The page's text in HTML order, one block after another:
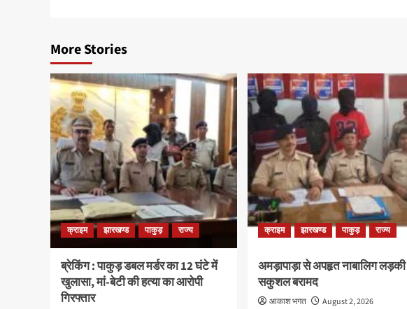
More Stories
क्राइम झारखण्ड पाकुड़ राज्य
ब्रेकिंग : पाकुड़ डबल मर्डर का 12 घंटे में
खुलासा, मां-बेटी की हत्या का आरोपी
गिरफ्तार
क्राइम झारखण्ड पाकुड़ राज्य
अमड़ापाड़ा से अपहृत नाबालिग लड़की
सकुशल बरामद
आकाश भगत August 2, 2026